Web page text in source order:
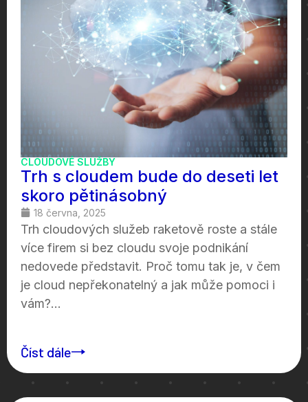
CLOUDOVÉ SLUŽBY
Trh s cloudem bude do deseti let
skoro pětinásobný
18 června, 2025
Trh cloudových služeb raketově roste a stále
více firem si bez cloudu svoje podnikání
nedovede představit. Proč tomu tak je, v čem
je cloud nepřekonatelný a jak může pomoci i
vám?...
Číst dále